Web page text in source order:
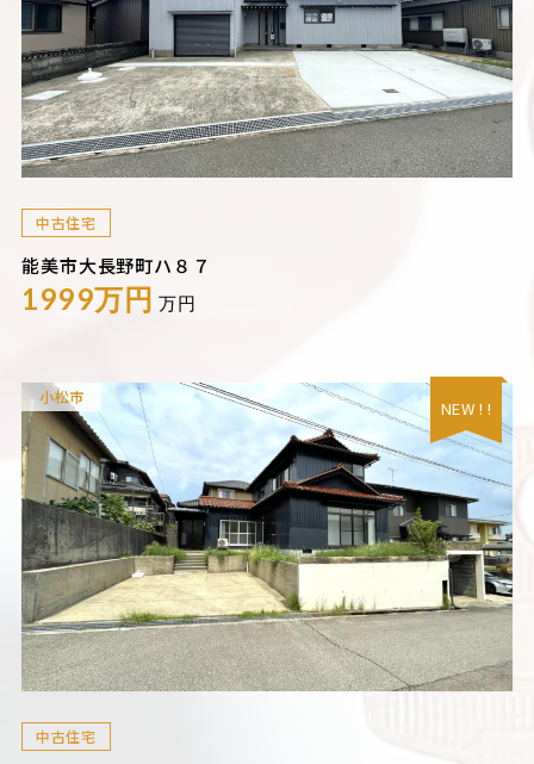
中古住宅
能美市大長野町ハ８７
1999万円 万円
小松市
NEW ! !
中古住宅